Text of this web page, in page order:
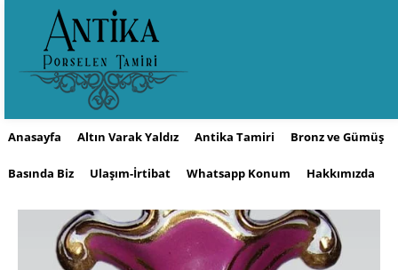
Anasayfa Altın Varak Yaldız Antika Tamiri Bronz ve Gümüş
Basında Biz Ulaşım-İrtibat Whatsapp Konum Hakkımızda